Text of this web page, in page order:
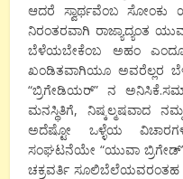
ಆದರೆ ಸ್ವಾರ್ಥವೆಂಬ ಸೋಂಕು
ನಿರಂತರವಾಗಿ ರಾಜ್ಯಾದ್ಯಂತ
ಬೆಳೆಯಬೇಕೆಂಬ ಅಹಂ ಎಂದೂ
ಖಂಡಿತವಾಗಿಯೂ ಅವರೆಲ್ಲರ
“ಬ್ರಿಗೇಡಿಯರ್” ನ
ಮನಸ್ಥಿತಿಗೆ, ನಿಷ್ಕಲ್ಮಷವಾದ
ಅದೆಷ್ಟೋ ಒಳ್ಳೆಯ
ಸಂಘಟನೆಯೇ “ಯುವಾ
ಚಕ್ರವರ್ತಿ ಸೂಲಿಬೆಲೆಯವರಂತಹ